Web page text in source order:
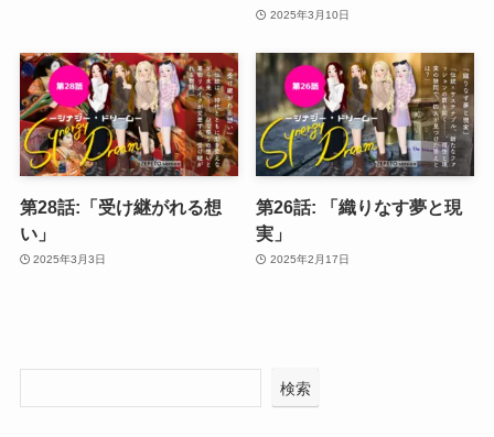
2025年3月10日
第28話:「受け継がれる想
い」
2025年3月3日
第26話: 「織りなす夢と現
実」
2025年2月17日
検索